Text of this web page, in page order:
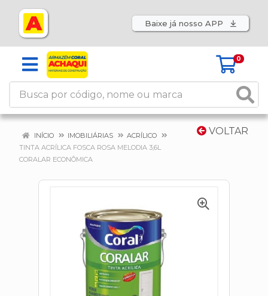
Baixe já nosso APP
0
VOLTAR
INÍCIO IMOBILIÁRIAS
ACRÍLICO
TINTA ACRÍLICA FOSCA ROSA MELODIA 3,6L
CORALAR ECONÔMICA